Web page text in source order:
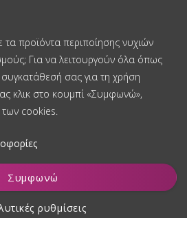
προϊόντα περιποίησης νυχιών
Για να λειτουργούν όλα όπως
σας για τη χρήση
κλικ στο κουμπί «Συμφωνώ»,
cookies.
Συμφωνώ
ρυθμίσεις